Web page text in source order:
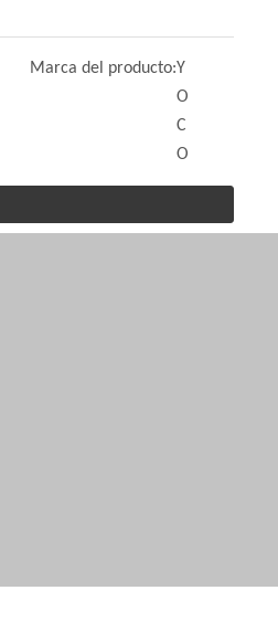
Marca del producto:Y
O
C
O